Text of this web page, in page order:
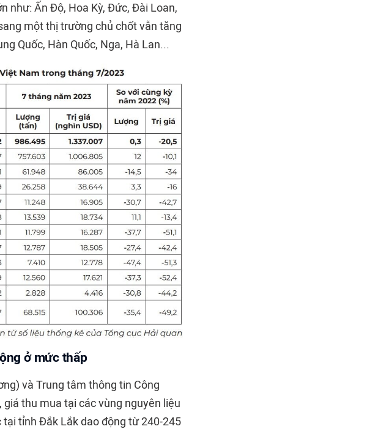
như: Ấn Độ, Hoa Kỳ, Đức, Đài Loan,
một thị trường chủ chốt vẫn tăng
Quốc, Hàn Quốc, Nga, Hà Lan...
ở mức thấp
và Trung tâm thông tin Công
thu mua tại các vùng nguyên liệu
tỉnh Đắk Lắk dao động từ 240-245